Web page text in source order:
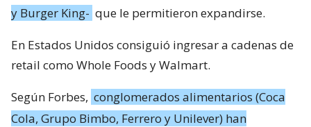
y Burger King- que le permitieron expandirse.
En Estados Unidos consiguió ingresar a cadenas de
retail como Whole Foods y Walmart.
Según Forbes, conglomerados alimentarios (Coca
Cola, Grupo Bimbo, Ferrero y Unilever) han